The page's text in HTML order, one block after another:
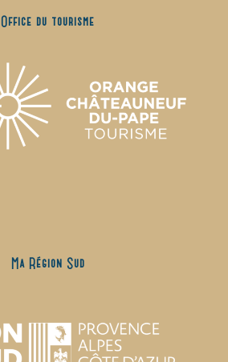
Office du tourisme
Ma Région Sud